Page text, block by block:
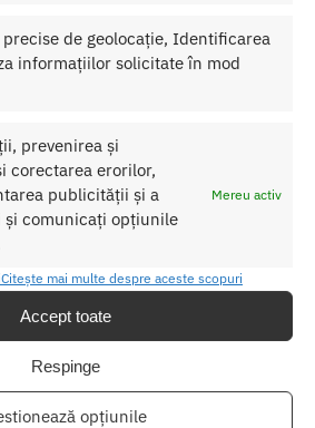
de geolocație, Identificarea
informațiilor solicitate în mod
prevenirea și
corectarea erorilor,
publicității și a
comunicați opțiunile
Mereu activ
Citește mai multe despre aceste scopuri
Accept toate
Respinge
opțiunile